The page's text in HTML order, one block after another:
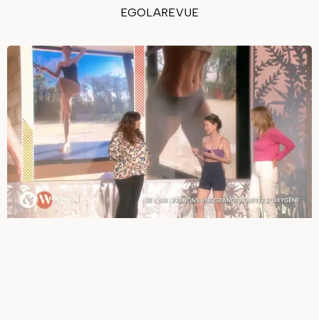
EGOLAREVUE